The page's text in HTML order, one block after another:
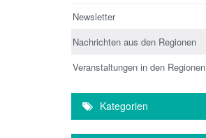
Newsletter
Nachrichten aus den Regionen
Veranstaltungen in den Regionen
Kategorien